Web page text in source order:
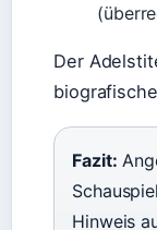
Der
Fazit:
Hinweis